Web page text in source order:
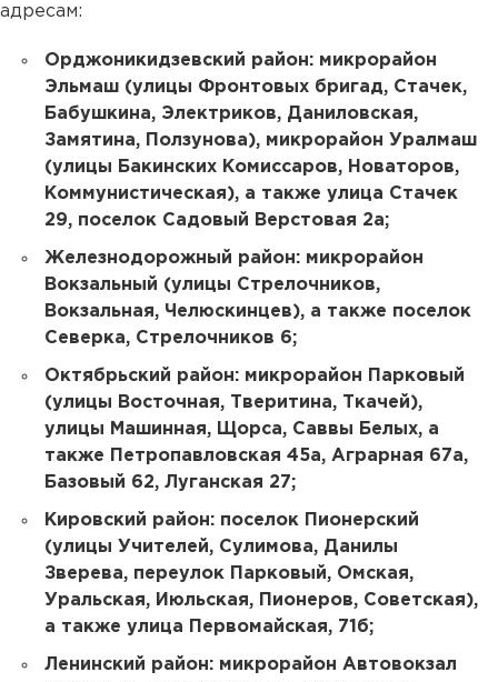
адресам:
Орджоникидзевский район: микрорайон
Эльмаш (улицы Фронтовых бригад, Стачек,
Бабушкина, Электриков, Даниловская,
Замятина, Ползунова), микрорайон Уралмаш
(улицы Бакинских Комиссаров, Новаторов,
Коммунистическая), а также улица Стачек
29, поселок Садовый Верстовая 2а;
Железнодорожный район: микрорайон
Вокзальный (улицы Стрелочников,
Вокзальная, Челюскинцев), а также поселок
Северка, Стрелочников 6;
Октябрьский район: микрорайон Парковый
(улицы Восточная, Тверитина, Ткачей),
улицы Машинная, Щорса, Саввы Белых, а
также Петропавловская 45а, Аграрная 67а,
Базовый 62, Луганская 27;
Кировский район: поселок Пионерский
(улицы Учителей, Сулимова, Данилы
Зверева, переулок Парковый, Омская,
Уральская, Июльская, Пионеров, Советская),
а также улица Первомайская, 71б;
Ленинский район: микрорайон Автовокзал